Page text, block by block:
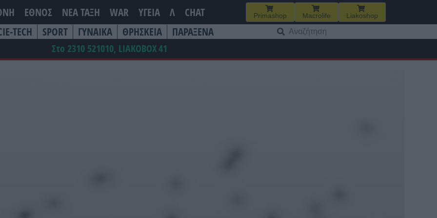
ΕΘΝΟΣ ΝΕΑ ΤΆΞΗ WAR ΥΓΕΙΑ Λ CHAT Primashop Macrolife Liakoshop
TECH SPORT ΓΥΝΑΙΚΑ ΘΡΗΣΚΕΙΑ ΠΑΡΑΞΕΝΑ
για:
Στο 2310 521010, LIAKOBOX41